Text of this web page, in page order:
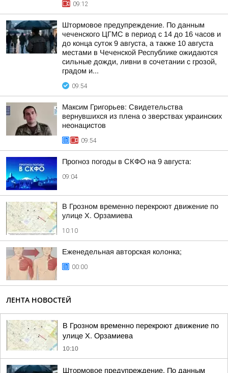
09:12
Штормовое предупреждение. По данным
чеченского ЦГМС в период с 14 до 16 часов и
до конца суток 9 августа, а также 10 августа
местами в Чеченской Республике ожидаются
сильные дожди, ливни в сочетании с грозой,
градом и...
09:54
Максим Григорьев: Свидетельства
вернувшихся из плена о зверствах украинских
неонацистов
09:54
Прогноз погоды в СКФО на 9 августа:
09:04
В Грозном временно перекроют движение по
улице Х. Орзамиева
10:10
Еженедельная авторская колонка;
00:00
ЛЕНТА НОВОСТЕЙ
В Грозном временно перекроют движение по
улице Х. Орзамиева
10:10
Штормовое предупреждение. По данным